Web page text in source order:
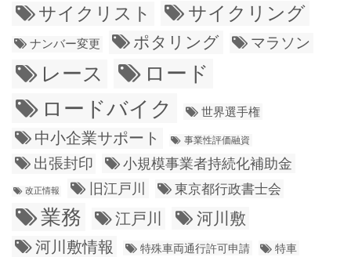
サイクリスト サイクリング
ナンバー変更 ポタリング マラソン
レース
ロード
ロードバイク
世界選手権
中小企業サポート 事業性評価融資
出張封印 小規模事業者持続化補助金
改正情報 旧江戸川 東京都行政書士会
業務 江戸川
河川敷
河川敷情報
特殊車両通行許可申請
特車